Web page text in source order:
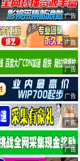
广告
广告
广告
广告
广告
广告